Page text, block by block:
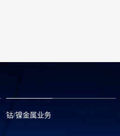
钴/镍金属业务